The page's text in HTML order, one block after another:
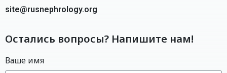
site@rusnephrology.org
Остались вопросы? Напишите нам!
Ваше имя